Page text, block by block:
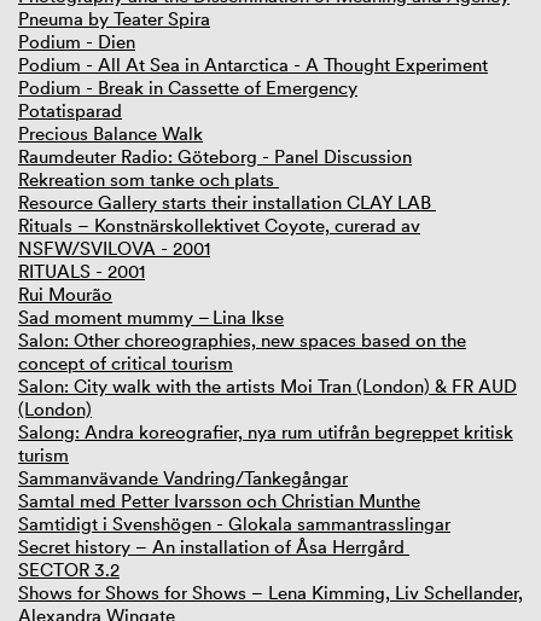
Pneuma by Teater Spira
Podium - Dien
Podium - All At Sea in Antarctica - A Thought Experiment
Podium - Break in Cassette of Emergency
Potatisparad
Precious Balance Walk
Raumdeuter Radio: Göteborg - Panel Discussion
Rekreation som tanke och plats
Resource Gallery starts their installation CLAY LAB
Rituals – Konstnärskollektivet Coyote, curerad av
NSFW/SVILOVA - 2001
RITUALS - 2001
Rui Mourão
Sad moment mummy – Lina Ikse
Salon: Other choreographies, new spaces based on the
concept of critical tourism
Salon: City walk with the artists Moi Tran (London) & FR AUD
(London)
Salong: Andra koreografier, nya rum utifrån begreppet kritisk
turism
Sammanvävande Vandring/Tankegångar
Samtal med Petter Ivarsson och Christian Munthe
Samtidigt i Svenshögen - Glokala sammantrasslingar
Secret history – An installation of Åsa Herrgård
SECTOR 3.2
Shows for Shows for Shows – Lena Kimming, Liv Schellander,
Alexandra Wingate